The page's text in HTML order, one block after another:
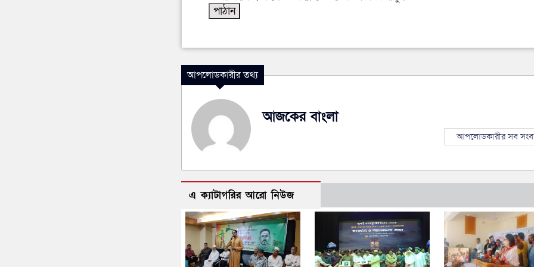
আপলোডকারীর তথ্য
আজকের বাংলা
আপলোডকারীর সব
এ ক্যাটাগরির আরো নিউজ